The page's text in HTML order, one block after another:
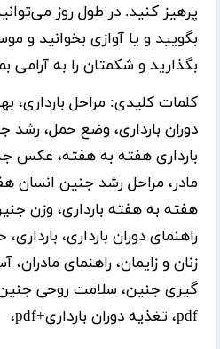
پرهیز کنید. در طول روز
بگویید و یا آوازی بخوانید و
بگذارید و شکمتان را به آرامی
کلمات کلیدی: مراحل بارداری،
دوران بارداری، وضع حمل، رشد
بارداری هفته به هفته، عکس
مادر، مراحل رشد جنین انسان
هفته به هفته بارداری، وزن
راهنمای دوران بارداری،
زنان و زایمان، راهنمای
گیری جنین، سلامت روحی
pdf، تغذیه دوران بارداری+pdf،